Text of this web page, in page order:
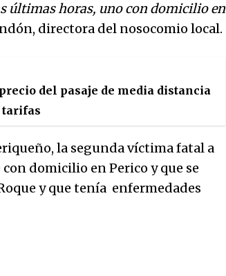
últimas horas, uno con domicilio en
directora del nosocomio local.
del pasaje de media distancia
tarifas
la segunda víctima fatal a
domicilio en Perico y que se
y que tenía enfermedades